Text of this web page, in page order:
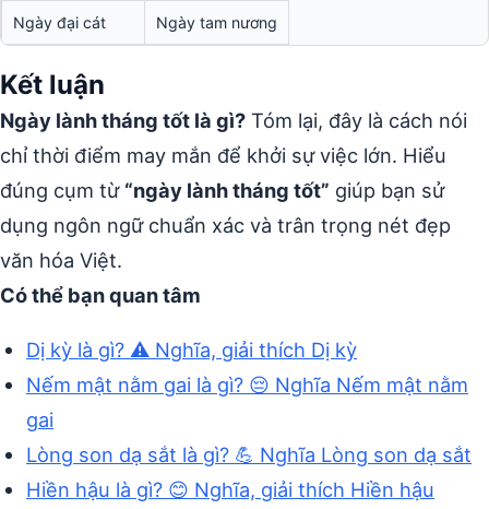
Ngày đại cát Ngày tam nương
Kết luận
Ngày lành tháng tốt là gì? Tóm lại, đây là cách nói
chỉ thời điểm may mắn để khởi sự việc lớn. Hiểu
đúng cụm từ “ngày lành tháng tốt” giúp bạn sử
dụng ngôn ngữ chuẩn xác và trân trọng nét đẹp
văn hóa Việt.
Có thể bạn quan tâm
Dị kỳ là gì? ⚠️ Nghĩa, giải thích Dị kỳ
Nếm mật nằm gai là gì? 😔 Nghĩa Nếm mật nằm
gai
Lòng son dạ sắt là gì? 💪 Nghĩa Lòng son dạ sắt
Hiền hậu là gì? 😊 Nghĩa, giải thích Hiền hậu